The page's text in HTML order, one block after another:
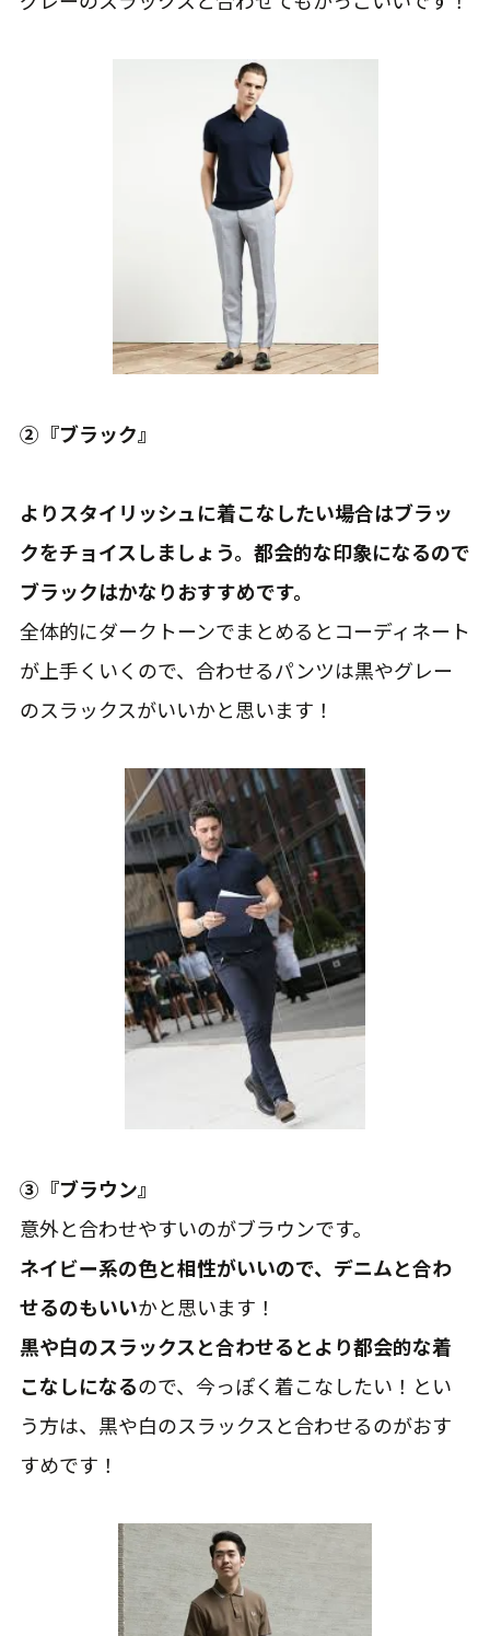
②『ブラック』
よりスタイリッシュに着こなしたい場合はブラッ
クをチョイスしましょう。都会的な印象になるので
ブラックはかなりおすすめです。
全体的にダークトーンでまとめるとコーディネート
が上手くいくので、合わせるパンツは黒やグレー
のスラックスがいいかと思います！
③『ブラウン』
意外と合わせやすいのがブラウンです。
ネイビー系の色と相性がいいので、デニムと合わ
せるのもいいかと思います！
黒や白のスラックスと合わせるとより都会的な着
こなしになるので、今っぽく着こなしたい！とい
う方は、黒や白のスラックスと合わせるのがおす
すめです！